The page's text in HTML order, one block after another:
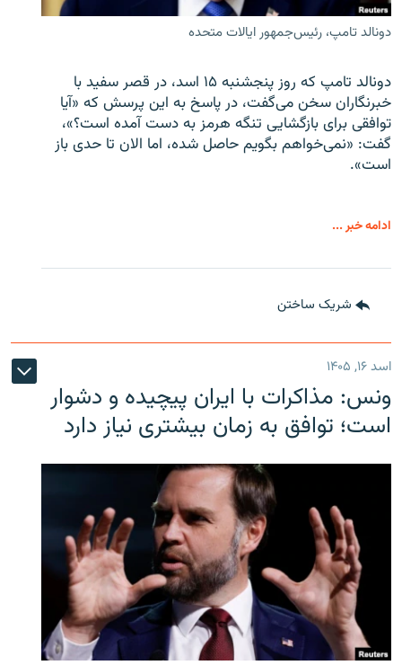
دونالد تامپ، رئیس‌جمهور ایالات متحده
دونالد تامپ که روز پنجشنبه ۱۵ اسد، در قصر سفید با
خبرنگاران سخن می‌گفت، در پاسخ به این پرسش که «آیا
توافقی برای بازگشایی تنگه هرمز به دست آمده است؟»،
گفت: «نمی‌خواهم بگویم حاصل شده، اما الان تا حدی باز
است».
ادامه خبر ...
شریک ساختن
اسد ۱۶, ۱۴۰۵
ونس: مذاکرات با ایران پیچیده و دشوار
است؛ توافق به زمان بیشتری نیاز دارد